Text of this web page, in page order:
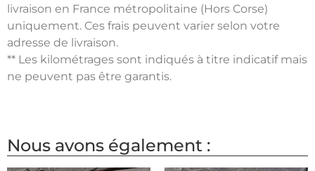
livraison en France métropolitaine (Hors Corse)
uniquement. Ces frais peuvent varier selon votre
adresse de livraison.
** Les kilométrages sont indiqués à titre indicatif mais
ne peuvent pas être garantis.
Nous avons également :